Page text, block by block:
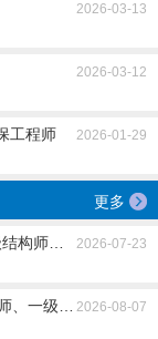
2026-03-13
2026-03-12
工程师
2026-01-29
更多
构师、注册公用设
2026-07-23
、一级结构师、二
2026-08-07